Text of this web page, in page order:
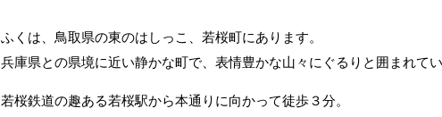
ふくは、鳥取県の東のはしっこ、若桜町にあります。
兵庫県との県境に近い静かな町で、表情豊かな山々にぐるりと囲まれてい
若桜鉄道の趣ある若桜駅から本通りに向かって徒歩３分。